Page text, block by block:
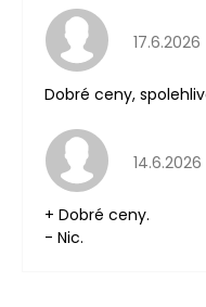
17.6.2026
Dobré ceny,
14.6.2026
+ Dobré ceny.
- Nic.